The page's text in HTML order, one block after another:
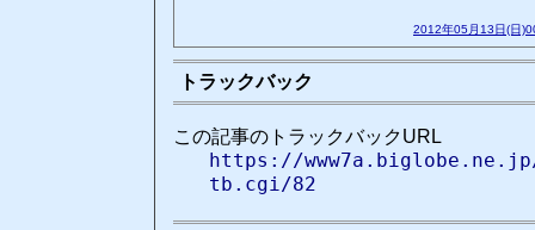
2012年05月13日(日
トラックバック
この記事のトラックバックURL
https://
tb.cgi/82